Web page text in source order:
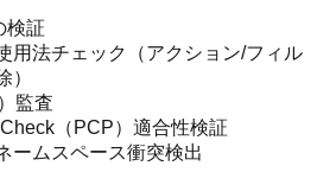
検証
用法チェック（アクション/フィル
）
監査
（PCP）適合性検証
ームスペース衝突検出